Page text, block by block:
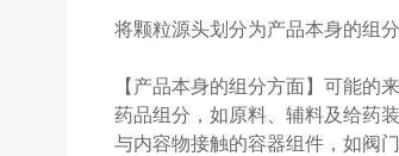
将颗粒源头划分为产品本身的组
【产品本身的组分方面】可能的
药品组分，如原料、辅料及给药
与内容物接触的容器组件，如阀